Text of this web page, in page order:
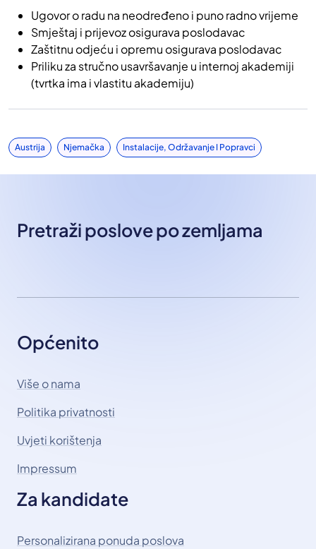
Ugovor o radu na neodređeno i puno radno vrijeme
Smještaj i prijevoz osigurava poslodavac
Zaštitnu odjeću i opremu osigurava poslodavac
Priliku za stručno usavršavanje u internoj akademiji
(tvrtka ima i vlastitu akademiju)
Austrija Njemačka Instalacije, Održavanje I Popravci
Pretraži poslove po zemljama
Općenito
Više o nama
Politika privatnosti
Uvjeti korištenja
Impressum
Za kandidate
Personalizirana ponuda poslova